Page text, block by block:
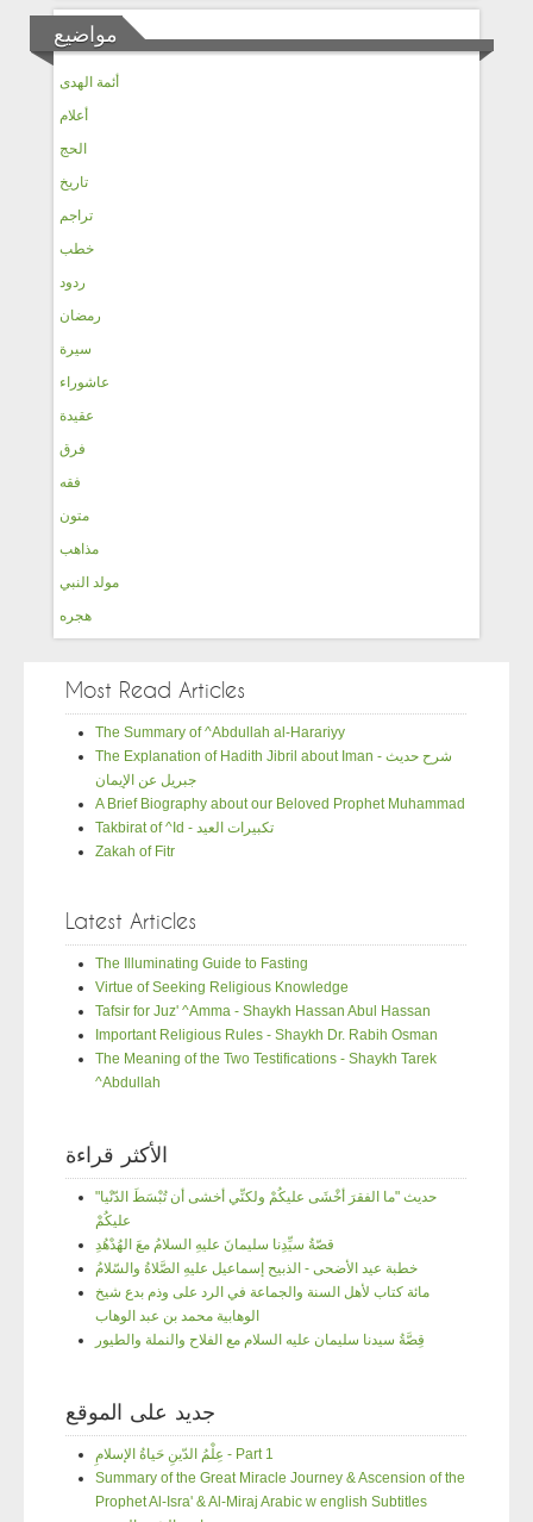
مواضيع
أئمة الهدى
أعلام
الحج
تاريخ
تراجم
خطب
ردود
رمضان
سيرة
عاشوراء
عقيدة
فرق
فقه
متون
مذاهب
مولد النبي
هجره
Most Read Articles
The Summary of ^Abdullah al-Harariyy
The Explanation of Hadith Jibril about Iman - شرح حديث
جبريل عن الإيمان
A Brief Biography about our Beloved Prophet Muhammad
Takbirat of ^Id - تكبيرات العيد
Zakah of Fitr
Latest Articles
The Illuminating Guide to Fasting
Virtue of Seeking Religious Knowledge
Tafsir for Juz' ^Amma - Shaykh Hassan Abul Hassan
Important Religious Rules - Shaykh Dr. Rabih Osman
The Meaning of the Two Testifications - Shaykh Tarek
^Abdullah
الأكثر قراءة
"حديث "ما الفقرَ أخْشَى عليكُمْ ولكنِّي أخشى أن تُبْسَطَ الدّنْيا
عليكُمْ
قصّةُ سيِّدِنا سليمانَ عليهِ السلامُ معَ الهُدْهُدِ
خطبة عيد الأضحى - الذبيح إسماعيل عليهِ الصَّلاةُ والسّلامُ
مائة كتاب لأهل السنة والجماعة في الرد على وذم بدع شيخ
الوهابية محمد بن عبد الوهاب
قِصَّةُ سيدنا سليمان عليه السلام مع الفلاح والنملة والطيور
جديد على الموقع
عِلْمُ الدّينِ حَياةُ الإسلامِ - Part 1
Summary of the Great Miracle Journey & Ascension of the
Prophet Al-Isra' & Al-Miraj Arabic w english Subtitles